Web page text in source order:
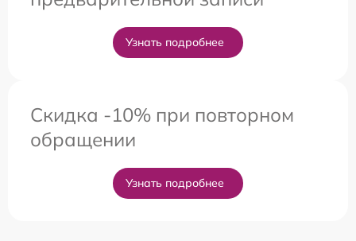
Узнать подробнее
Скидка -10% при повторном
обращении
Узнать подробнее